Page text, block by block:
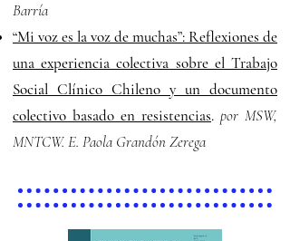
Barría
“Mi voz es la voz de muchas”: Reflexiones de
una experiencia colectiva sobre el Trabajo
Social Clínico Chileno y un documento
colectivo basado en resistencias. por MSW,
MNTCW. E. Paola Grandón Zerega